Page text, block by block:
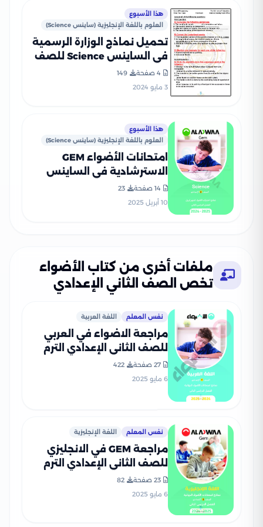
هذا الأسبوع
العلوم باللغة الإنجليزية (ساينس Science)
تحميل نماذج الوزارة الرسمية
في الساينس Science للصف
الثاني الإعدادي الفصل
الدراسي الثاني 2024
4 صفحة
149
3 مايو 2024
هذا الأسبوع
العلوم باللغة الإنجليزية (ساينس Science)
امتحانات الأضواء GEM
الاسترشادية في الساينس
Science لثانية إعدادي على
14 صفحة
23
10 أبريل 2025
ملفات أخرى من كتاب الأضواء
تخص الصف الثاني الإعدادي
نفس المعلم اللغة العربية
مراجعة الاضواء في العربي
للصف الثاني الإعدادي الترم
الثاني PDF بالاجابات
27 صفحة
422
6 مايو 2025
نفس المعلم اللغة الإنجليزية
مراجعة GEM في الانجليزي
للصف الثاني الإعدادي الترم
الثاني 2025 PDF بالاجابات
23 صفحة
82
6 مايو 2025